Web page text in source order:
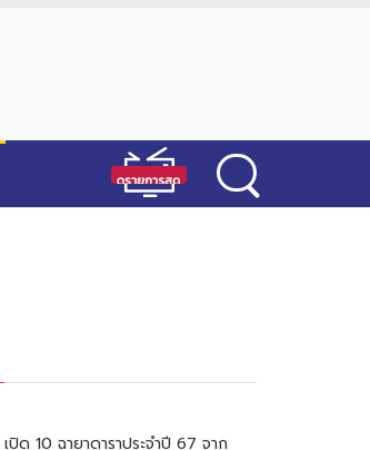
เปิด 10 ฉายาดาราประจำปี 67 จาก